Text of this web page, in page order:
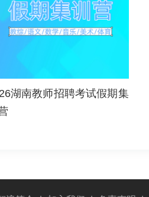
湖南教师招聘考试假期集